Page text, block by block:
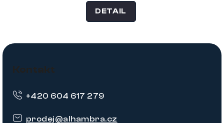
DETAIL
Z
Kontakt
prodej@alhambra.cz
+420 604 617 279